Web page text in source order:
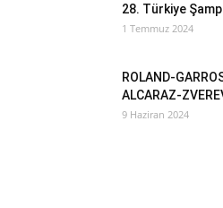
28. Türkiye
1 Temmuz 2024
ROLAND-
ALCARAZ-
9 Haziran 2024